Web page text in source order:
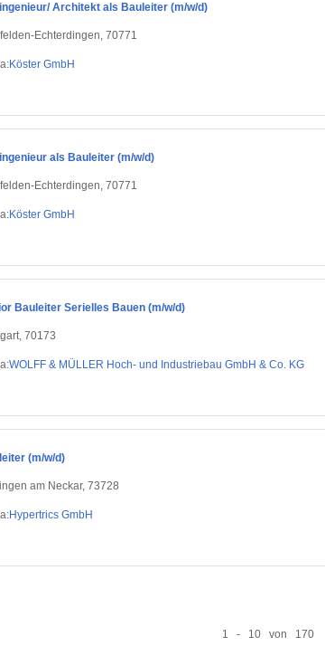
Architekt als Bauleiter (m/w/d)
Echterdingen, 70771
Köster GmbH
als Bauleiter (m/w/d)
Echterdingen, 70771
Köster GmbH
Bauleiter Serielles Bauen (m/w/d)
70173
WOLFF & MÜLLER Hoch- und Industriebau GmbH & Co. KG
(m/w/d)
am Neckar, 73728
Hypertrics GmbH
1 - 10 von 170